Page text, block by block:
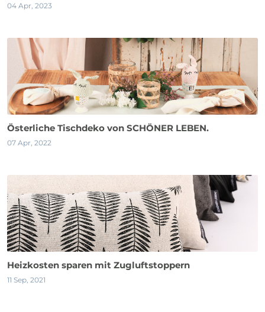
04 Apr, 2023
Österliche Tischdeko von SCHÖNER LEBEN.
07 Apr, 2022
Heizkosten sparen mit Zugluftstoppern
11 Sep, 2021